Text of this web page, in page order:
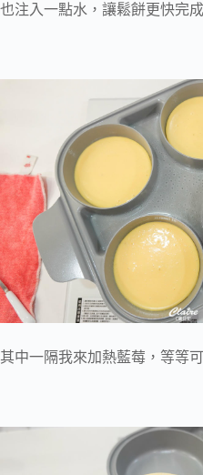
也注入一點水，讓鬆餅更快完成
其中一隔我來加熱藍莓，等等